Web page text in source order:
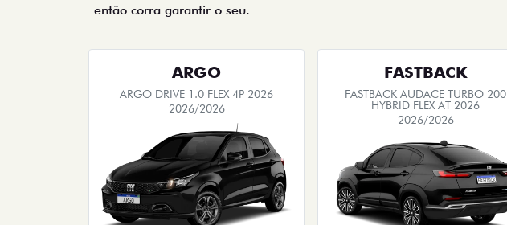
então corra garantir o seu.
ARGO
ARGO DRIVE 1.0 FLEX 4P 2026
2026/2026
FASTBACK
FASTBACK AUDACE TURBO 200
HYBRID FLEX AT 2026
2026/2026